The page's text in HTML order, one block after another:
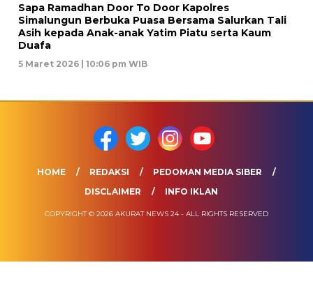
Sapa Ramadhan Door To Door Kapolres
Simalungun Berbuka Puasa Bersama Salurkan Tali
Asih kepada Anak-anak Yatim Piatu serta Kaum
Duafa
5 Maret 2026 | 10:06 pm WIB
HOME REDAKSI
PEDOMAN MEDIA SIBER
DISCLAIMER
INFO IKLAN
COPYRIGHT © 2026 AKURAT NEWS 24 - ALL RIGHTS RESERVED